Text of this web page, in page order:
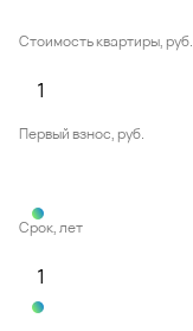
Стоимость квартиры, руб.
Первый взнос, руб.
Срок, лет